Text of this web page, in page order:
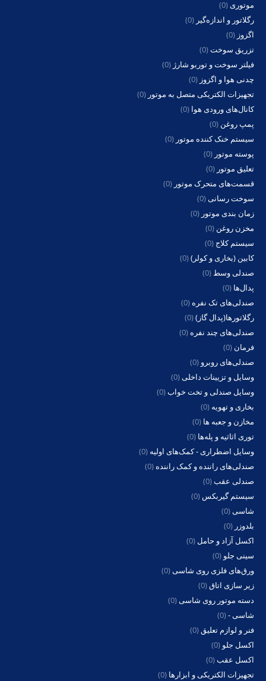
رگلاتور و اندازه‌گیر
اگزوز(0)
تزریق سوخت
فیلتر سوخت و توربو شارژ
چدنی هوا و اگزوز (0)
تجهیزات الکتریکی متصل به موتور
کانال‌های ورودی هوا(0)
پمپ روغن (0)
سیستم خنک کننده موتور
پوسته موتور(0)
تعلیق موتور
قسمت‌های متحرک موتور
سوخت رسانی(0)
زمان بندی موتور (0)
مخزن روغن(0)
سیستم کلاج (0)
کابین (بخاری و کولر)
صندلی وسط (0)
پدال‌ها (0)
صندلی‌های تک نفره
رگلاتورها(پدال گاز) (0)
صندلی‌های چند نفره(0)
فرمان (0)
صندلی‌های روبرو
وسایل و تزیینات داخلی
وسایل صندلی و تخت خواب
بخاری و تهویه (0)
مخازن و جعبه ها(0)
توری اثاثیه و پله‌ها(0)
وسایل اضطراری - کمک‌های اولیه
صندلی‌های راننده و کمک راننده(0)
صندلی عقب (0)
سیستم گیربکس
شاسی (0)
بلدوزر(0)
اکسل آزاد و حامل
سینی جلو (0)
ورق‌های فلزی روی شاسی
زیر سازی اتاق (0)
دسته موتور روی شاسی
شاسی -(0)
فنر و لوازم تعلیق
اکسل جلو(0)
اکسل عقب(0)
تجهیزات الکتریکی و ابزارها
موبایل(4)